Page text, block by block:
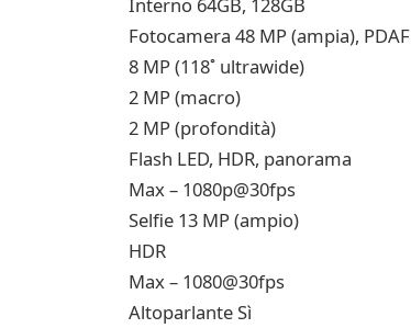
Fotocamera 48 MP (ampia), PDAF
8 MP (118˚ ultrawide)
2 MP (macro)
2 MP (profondità)
Flash LED, HDR, panorama
Max – 1080p@30fps
Selfie 13 MP (ampio)
HDR
Max – 1080@30fps
Altoparlante Sì